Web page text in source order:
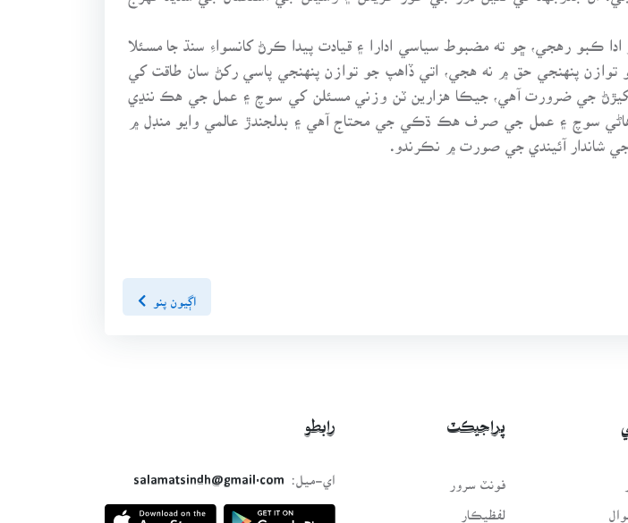
ڪبو رهجي، ڇو ته مضبوط سياسي ادارا ۽ قيادت پيدا ڪرڻ کانسواءِ سنڌ جا مسئلا
پنهنجي حق ۾ نه هجي، اتي ڏاهپ جو توازن پنهنجي پاسي رکڻ سان طاقت کي
جي ضرورت آهي، جيڪا هزارين ٽن وزني مسئلن کي سوچ ۽ عمل جي هڪ ننڍي
سوچ ۽ عمل جي صرف هڪ ڌڪي جي محتاج آهي ۽ بدلجندڙ عالمي وايو منڊل ۾
شاندار آئيندي جي صورت ۾ نڪرندو.
اڳيون پنو
پراجيڪٽ
فونٽ سرور
لفظيڪار
رابطو
اي-ميل:
salamatsindh@gmail.com